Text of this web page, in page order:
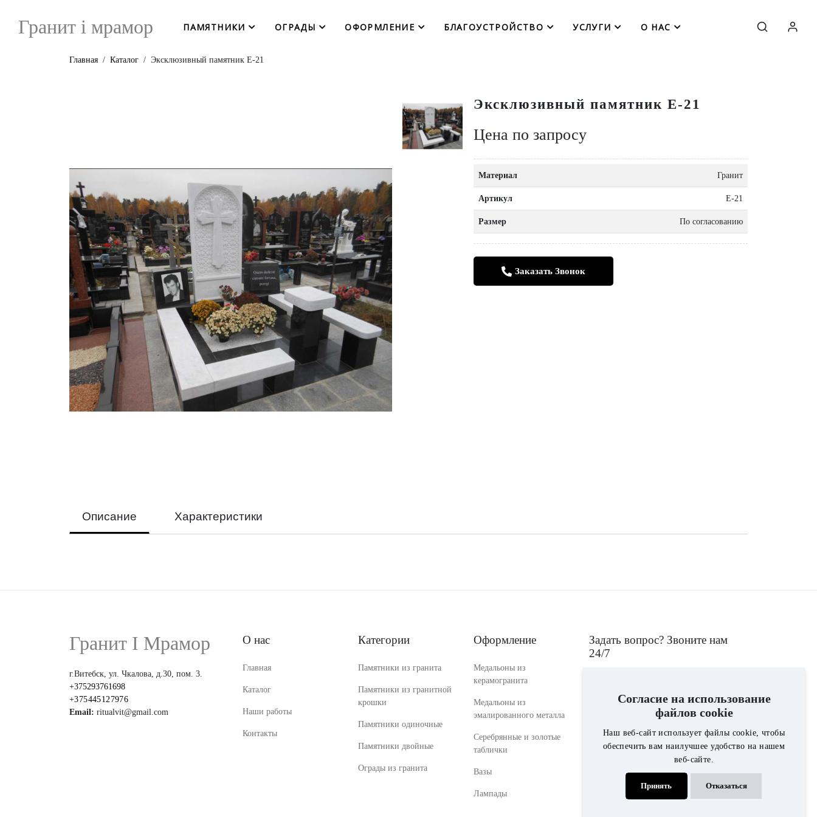
Гранит i мрамор ПАМЯТНИКИ ОГРАДЫ ОФОРМЛЕНИЕ БЛАГОУСТРОЙСТВО УСЛУГИ О НАС
Главная Каталог Эксклюзивный памятник Е-21
Эксклюзивный памятник Е-21
Цена по запросу
Материал Гранит
Артикул Е-21
Размер По согласованию
Заказать Звонок
Описание Характеристики
Гранит I Мрамор
г.Витебск, ул. Чкалова, д.30, пом. 3.
+375293761698
+375445127976
Email: ritualvit@gmail.com
О нас
Главная
Каталог
Наши работы
Контакты
Категории
Памятники из гранита
Памятники из гранитной
крошки
Памятники одиночные
Памятники двойные
Ограды из гранита
Оформление
Медальоны из
керамогранита
Медальоны из
эмалированного металла
Серебрянные и золотые
таблички
Вазы
Лампады
Задать вопрос? Звоните нам
24/7
мрамор", ответит на интересующие Вас
вопросы по выбору памятника,
ограды,вазы, лампады, либо по
стоимости благоустройства могилы.
Согласие на использование
файлов cookie
Наш веб-сайт использует файлы cookie, чтобы
обеспечить вам наилучшее удобство на нашем
веб-сайте.
Принять Отказаться